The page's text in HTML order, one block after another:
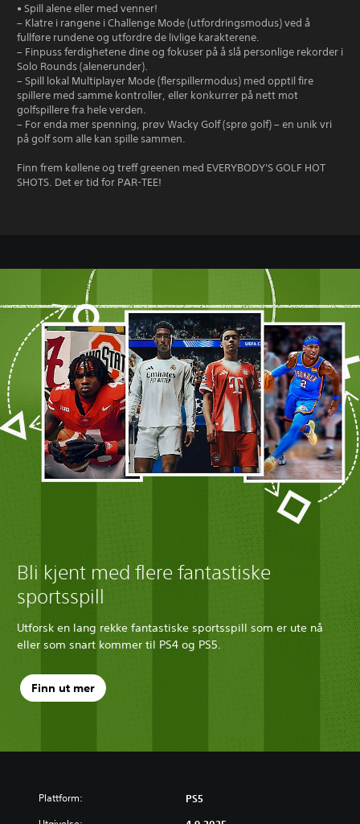
• Spill alene eller med venner!
– Klatre i rangene i Challenge Mode (utfordringsmodus) ved å
fullføre rundene og utfordre de livlige karakterene.
– Finpuss ferdighetene dine og fokuser på å slå personlige rekorder i
Solo Rounds (alenerunder).
– Spill lokal Multiplayer Mode (flerspillermodus) med opptil fire
spillere med samme kontroller, eller konkurrer på nett mot
golfspillere fra hele verden.
– For enda mer spenning, prøv Wacky Golf (sprø golf) – en unik vri
på golf som alle kan spille sammen.
Finn frem køllene og treff greenen med EVERYBODY'S GOLF HOT
SHOTS. Det er tid for PAR-TEE!
Bli kjent med flere fantastiske
sportsspill
Utforsk en lang rekke fantastiske sportsspill som er ute nå
eller som snart kommer til PS4 og PS5.
Finn ut mer
Plattform: PS5